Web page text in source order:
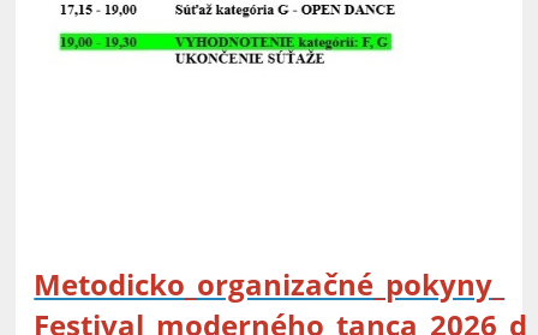
Metodicko_organizačné_pokyny_